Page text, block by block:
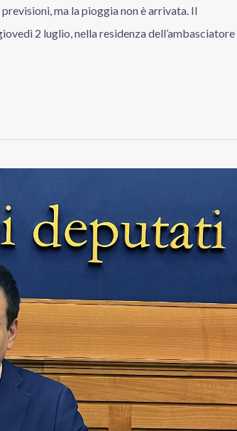
ma la pioggia non è arrivata. Il
2 luglio, nella residenza dell’ambasciatore